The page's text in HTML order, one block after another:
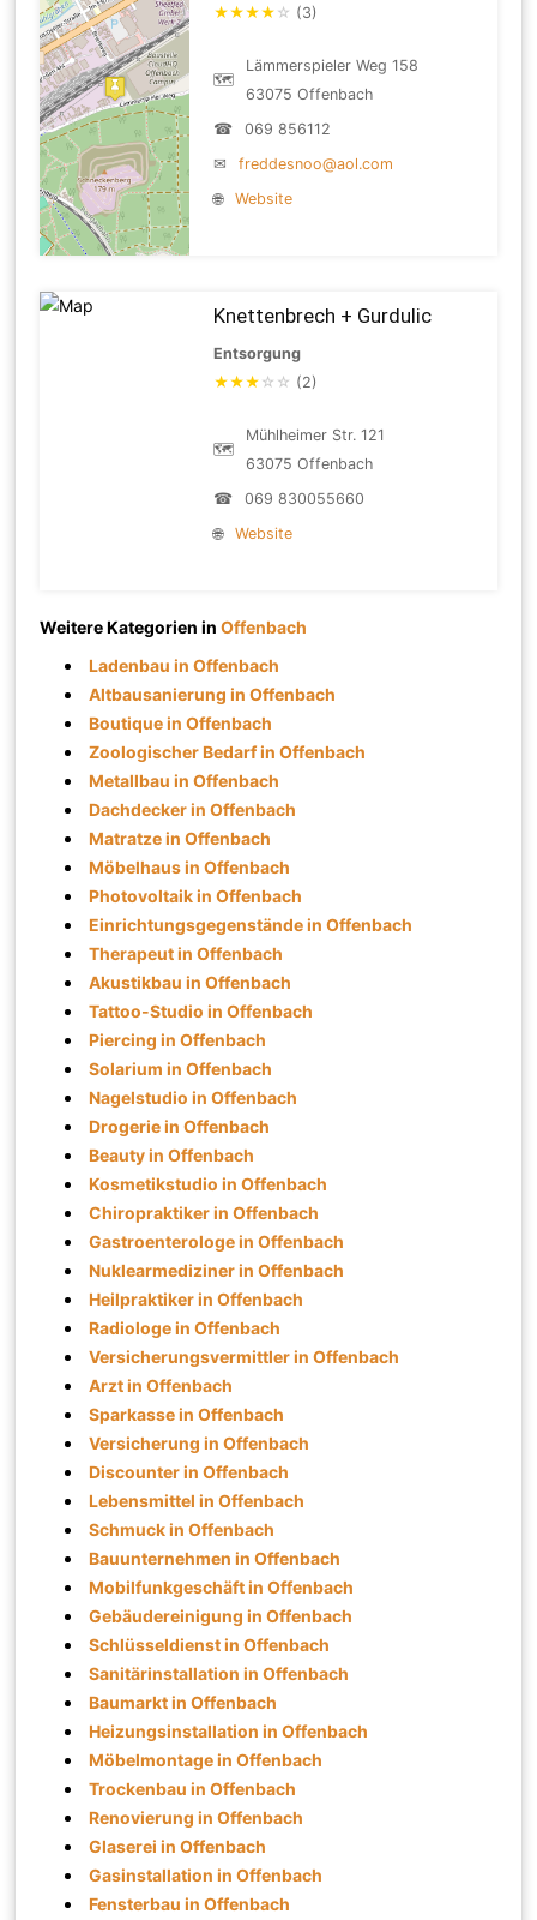
★★★★ ☆ (3)
🗺
Lämmerspieler Weg 158
63075 Offenbach
☎
069 856112
✉
freddesnoo@aol.com
🌐
Website
Knettenbrech + Gurdulic
Entsorgung
★★★ ☆ ☆ (2)
🗺
Mühlheimer Str. 121
63075 Offenbach
☎
069 830055660
🌐
Website
Weitere Kategorien inOffenbach
Ladenbau in Offenbach
Altbausanierung in Offenbach
Boutique in Offenbach
Zoologischer Bedarf in Offenbach
Metallbau in Offenbach
Dachdecker in Offenbach
Matratze in Offenbach
Möbelhaus in Offenbach
Photovoltaik in Offenbach
Einrichtungsgegenstände in Offenbach
Therapeut in Offenbach
Akustikbau in Offenbach
Tattoo-Studio in Offenbach
Piercing in Offenbach
Solarium in Offenbach
Nagelstudio in Offenbach
Drogerie in Offenbach
Beauty in Offenbach
Kosmetikstudio in Offenbach
Chiropraktiker in Offenbach
Gastroenterologe in Offenbach
Nuklearmediziner in Offenbach
Heilpraktiker in Offenbach
Radiologe in Offenbach
Versicherungsvermittler in Offenbach
Arzt in Offenbach
Sparkasse in Offenbach
Versicherung in Offenbach
Discounter in Offenbach
Lebensmittel in Offenbach
Schmuck in Offenbach
Bauunternehmen in Offenbach
Mobilfunkgeschäft in Offenbach
Gebäudereinigung in Offenbach
Schlüsseldienst in Offenbach
Sanitärinstallation in Offenbach
Baumarkt in Offenbach
Heizungsinstallation in Offenbach
Möbelmontage in Offenbach
Trockenbau in Offenbach
Renovierung in Offenbach
Glaserei in Offenbach
Gasinstallation in Offenbach
Fensterbau in Offenbach